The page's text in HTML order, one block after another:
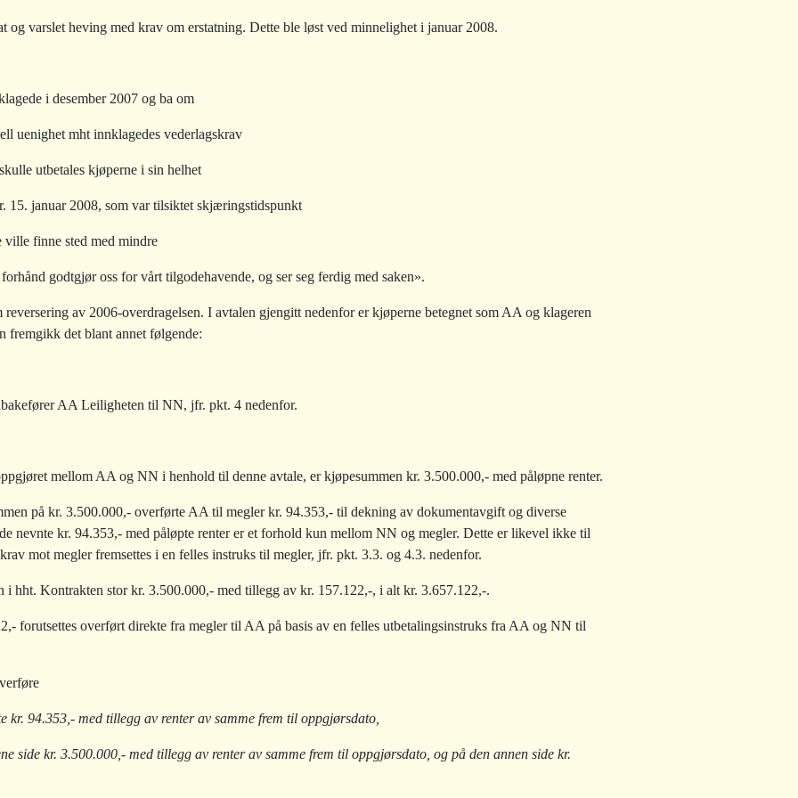
og varslet heving med krav om erstatning. Dette ble løst ved minnelighet i januar 2008.
i desember 2007 og ba om
uenighet mht innklagedes vederlagskrav
utbetales kjøperne i sin helhet
15. januar 2008, som var tilsiktet skjæringstidspunkt
ville finne sted med mindre
forhånd godtgjør oss for vårt tilgodehavende, og ser seg ferdig med saken».
av 2006-overdragelsen. I avtalen gjengitt nedenfor er kjøperne betegnet som AA og klageren
fremgikk det blant annet følgende:
AA Leiligheten til NN, jfr. pkt. 4 nedenfor.
mellom AA og NN i henhold til denne avtale, er kjøpesummen kr. 3.500.000,- med påløpne renter.
på kr. 3.500.000,- overførte AA til megler kr. 94.353,- til dekning av dokumentavgift og diverse
nevnte kr. 94.353,- med påløpte renter er et forhold kun mellom NN og megler. Dette er likevel ikke til
mot megler fremsettes i en felles instruks til megler, jfr. pkt. 3.3. og 4.3. nedenfor.
hht. Kontrakten stor kr. 3.500.000,- med tillegg av kr. 157.122,-, i alt kr. 3.657.122,-.
forutsettes overført direkte fra megler til AA på basis av en felles utbetalingsinstruks fra AA og NN til
kr. 94.353,- med tillegg av renter av samme frem til oppgjørsdato,
side kr. 3.500.000,- med tillegg av renter av samme frem til oppgjørsdato, og på den annen side kr.